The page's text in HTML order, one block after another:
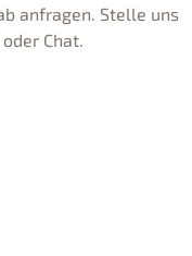
anfragen. Stelle uns
Chat.